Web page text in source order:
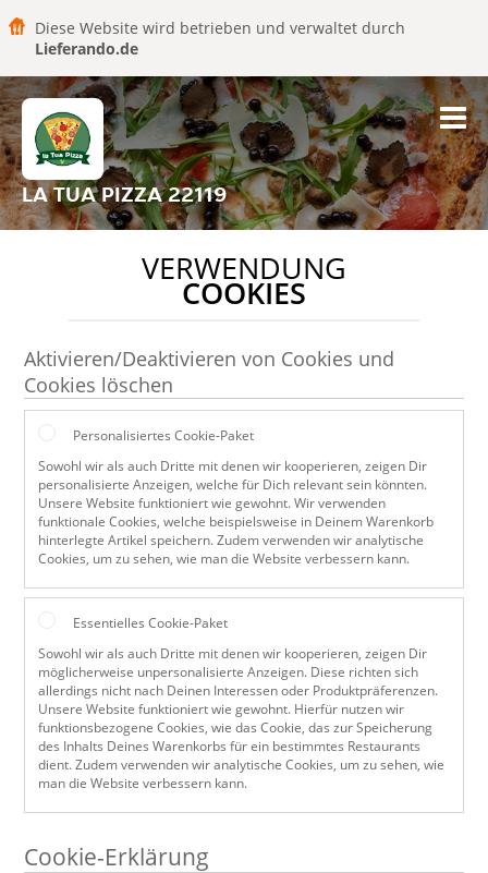
Diese Website wird betrieben und verwaltet durch
Lieferando.de
LA TUA PIZZA 22119
VERWENDUNG
COOKIES
Aktivieren/Deaktivieren von Cookies und
Cookies löschen
Personalisiertes Cookie-Paket
Sowohl wir als auch Dritte mit denen wir kooperieren, zeigen Dir
personalisierte Anzeigen, welche für Dich relevant sein könnten.
Unsere Website funktioniert wie gewohnt. Wir verwenden
funktionale Cookies, welche beispielsweise in Deinem Warenkorb
hinterlegte Artikel speichern. Zudem verwenden wir analytische
Cookies, um zu sehen, wie man die Website verbessern kann.
Essentielles Cookie-Paket
Sowohl wir als auch Dritte mit denen wir kooperieren, zeigen Dir
möglicherweise unpersonalisierte Anzeigen. Diese richten sich
allerdings nicht nach Deinen Interessen oder Produktpräferenzen.
Unsere Website funktioniert wie gewohnt. Hierfür nutzen wir
funktionsbezogene Cookies, wie das Cookie, das zur Speicherung
des Inhalts Deines Warenkorbs für ein bestimmtes Restaurants
dient. Zudem verwenden wir analytische Cookies, um zu sehen, wie
man die Website verbessern kann.
Cookie-Erklärung